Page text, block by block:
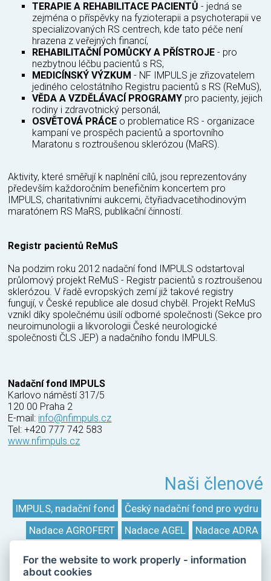
TERAPIE A REHABILITACE PACIENTŮ - jedná se
zejména o příspěvky na fyzioterapii a psychoterapii ve
specializovaných RS centrech, kde tato péče není
hrazena z veřejných financí,
REHABILITAČNÍ POMŮCKY A PŘÍSTROJE - pro
nezbytnou léčbu pacientů s RS,
MEDICÍNSKÝ VÝZKUM - NF IMPULS je zřizovatelem
jediného celostátního Registru pacientů s RS (ReMuS),
VĚDA A VZDĚLÁVACÍ PROGRAMY pro pacienty, jejich
rodiny i zdravotnický personál,
OSVĚTOVÁ PRÁCE o problematice RS - organizace
kampaní ve prospěch pacientů a sportovního
Maratonu s roztroušenou sklerózou (MaRS).
Aktivity, které směřují k naplnění cílů, jsou reprezentovány
především každoročním benefičním koncertem pro
IMPULS, charitativními aukcemi, čtyřiadvacetihodinovým
maratónem RS MaRS, publikační činností.
Registr pacientů ReMuS
Na podzim roku 2012 nadační fond IMPULS odstartoval
průlomový projekt ReMuS - Registr pacientů s roztroušenou
sklerózou. V řadě evropských zemí již takové registry
fungují, v České republice ale dosud chyběl. Projekt ReMuS
vznikl díky společnému úsilí odborné společnosti (Sekce pro
neuroimunologii a likvorologii České neurologické
společnosti ČLS JEP) a nadačního fondu IMPULS.
Nadační fond IMPULS
Karlovo náměstí 317/5
120 00 Praha 2
E-mail: info@nfimpuls.cz
Tel: +420 777 742 583
www.nfimpuls.cz
Naši členové
Český nadační fond pro vydru
IMPULS, nadační fond
Nadace ADRA
Nadace AGEL
Nadace AGROFERT
Nadace ČEZ
For the website to work properly - information
about cookies